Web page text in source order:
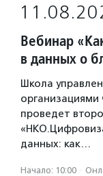
Вебинар
в данных о
Школа
организациями
проведет
данных: как…
Начало: 10:00 ·